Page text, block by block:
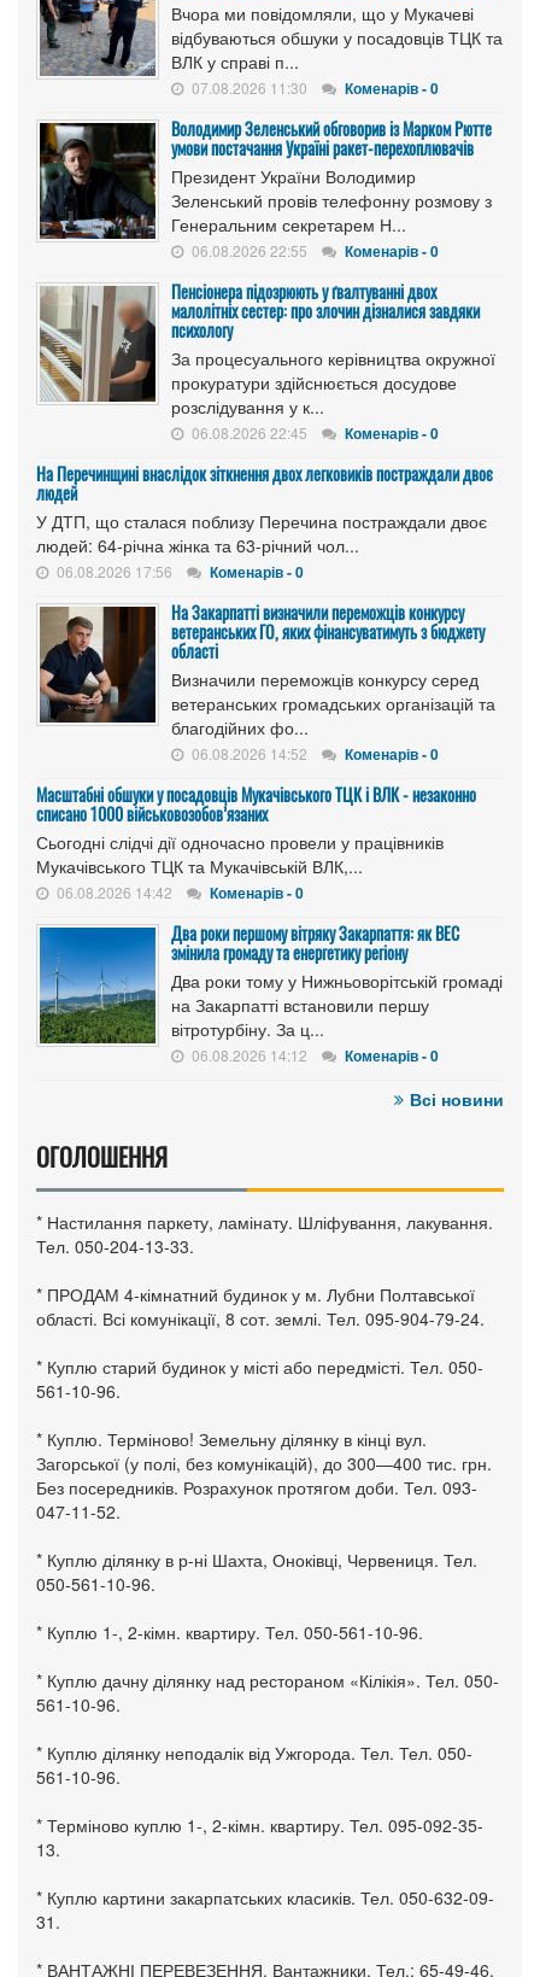
Вчора ми повідомляли, що у Мукачеві
відбуваються обшуки у посадовців ТЦК та
ВЛК у справі п...
07.08.2026 11:30 Коменарів - 0
Володимир Зеленський обговорив із Марком Рютте
умови постачання Україні ракет-перехоплювачів
Президент України Володимир
Зеленський провів телефонну розмову з
Генеральним секретарем Н...
06.08.2026 22:55 Коменарів - 0
Пенсіонера підозрюють у ґвалтуванні двох
малолітніх сестер: про злочин дізналися завдяки
психологу
За процесуального керівництва окружної
прокуратури здійснюється досудове
розслідування у к...
06.08.2026 22:45 Коменарів - 0
На Перечинщині внаслідок зіткнення двох легковиків постраждали двоє
людей
У ДТП, що сталася поблизу Перечина постраждали двоє
людей: 64-річна жінка та 63-річний чол...
06.08.2026 17:56 Коменарів - 0
На Закарпатті визначили переможців конкурсу
ветеранських ГО, яких фінансуватимуть з бюджету
області
Визначили переможців конкурсу серед
ветеранських громадських організацій та
благодійних фо...
06.08.2026 14:52 Коменарів - 0
Масштабні обшуки у посадовців Мукачівського ТЦК і ВЛК - незаконно
списано 1000 військовозобов’язаних
Сьогодні слідчі дії одночасно провели у працівників
Мукачівського ТЦК та Мукачівській ВЛК,...
06.08.2026 14:42 Коменарів - 0
Два роки першому вітряку Закарпаття: як ВЕС
змінила громаду та енергетику регіону
Два роки тому у Нижньоворітській громаді
на Закарпатті встановили першу
вітротурбіну. За ц...
06.08.2026 14:12 Коменарів - 0
Всі новини
ОГОЛОШЕННЯ
* Настилання паркету, ламінату. Шліфування, лакування.
Тел. 050-204-13-33.
* ПРОДАМ 4-кімнатний будинок у м. Лубни Полтавської
області. Всі комунікації, 8 сот. землі. Тел. 095-904-79-24.
* Куплю старий будинок у місті або передмісті. Тел. 050-
561-10-96.
* Куплю. Терміново! Земельну ділянку в кінці вул.
Загорської (у полі, без комунікацій), до 300—400 тис. грн.
Без посередників. Розрахунок протягом доби. Тел. 093-
047-11-52.
* Куплю ділянку в р-ні Шахта, Оноківці, Червениця. Тел.
050-561-10-96.
* Куплю 1-, 2-кімн. квартиру. Тел. 050-561-10-96.
* Куплю дачну ділянку над рестораном «Кілікія». Тел. 050-
561-10-96.
* Куплю ділянку неподалік від Ужгорода. Тел. Тел. 050-
561-10-96.
* Терміново куплю 1-, 2-кімн. квартиру. Тел. 095-092-35-
13.
* Куплю картини закарпатських класиків. Тел. 050-632-09-
31.
* ВАНТАЖНІ ПЕРЕВЕЗЕННЯ. Вантажники. Тел.: 65-49-46,